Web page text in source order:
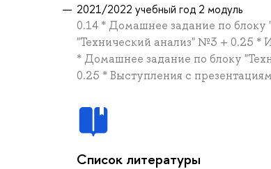
2021/2022 учебный год 2 модуль
0.14 * Домашнее задание по
"Технический анализ" №3 + 0.25 *
* Домашнее задание по блоку
0.25 * Выступления с
Список литературы